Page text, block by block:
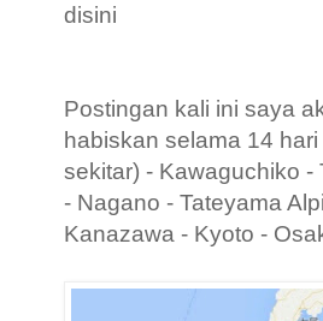
disini
Postingan kali ini saya
habiskan selama 14
sekitar) - Kawaguchiko -
- Nagano - Tateyama
Kanazawa - Kyoto -